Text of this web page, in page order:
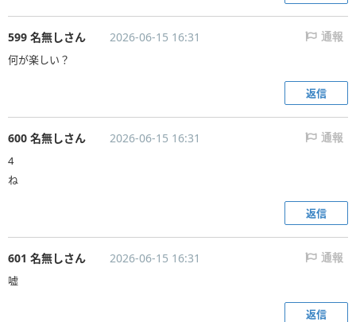
599 名無しさん 2026-06-15 16:31 通報
何が楽しい？
返信
600 名無しさん 2026-06-15 16:31 通報
4
ね
返信
601 名無しさん 2026-06-15 16:31 通報
嘘
返信